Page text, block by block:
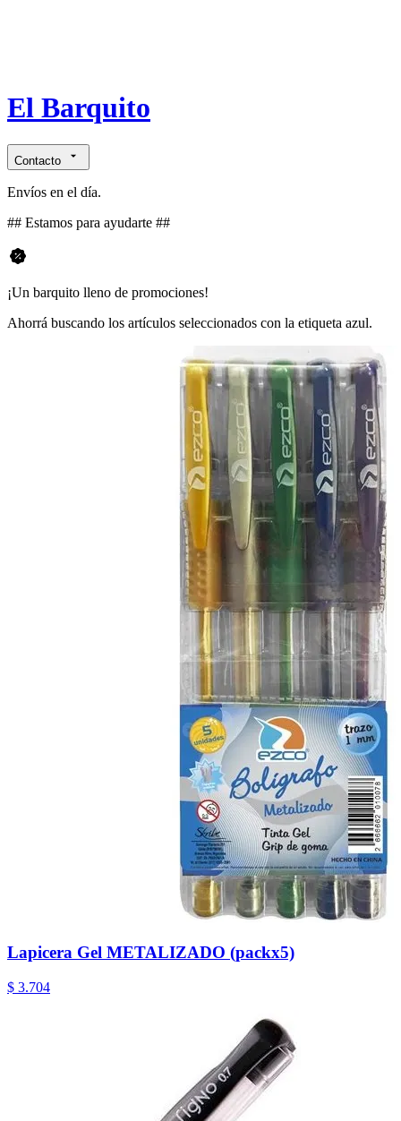
El Barquito
Contacto
Envíos en el día.
## Estamos para ayudarte ##
¡Un barquito lleno de promociones!
Ahorrá buscando los artículos seleccionados con la etiqueta azul.
Lapicera Gel METALIZADO (packx5)
$ 3.704